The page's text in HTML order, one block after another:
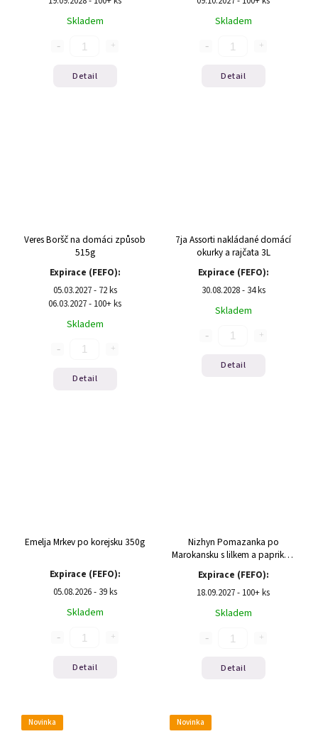
Skladem
Detail
Skladem
Detail
Veres Boršč na domáci způsob
515g
Expirace (FEFO):
05.03.2027 - 72 ks
06.03.2027 - 100+ ks
Skladem
Detail
7ja Assorti nakládané domácí
okurky a rajčata 3L
Expirace (FEFO):
30.08.2028 - 34 ks
Skladem
Detail
Emelja Mrkev po korejsku 350g
Expirace (FEFO):
05.08.2026 - 39 ks
Skladem
Detail
Nizhyn Pomazanka po
Marokansku s lilkem a paprikou
300g
Expirace (FEFO):
18.09.2027 - 100+ ks
Skladem
Detail
Novinka Novinka